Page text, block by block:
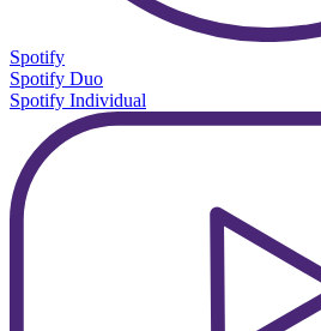
Spotify
Spotify Duo
Spotify Individual